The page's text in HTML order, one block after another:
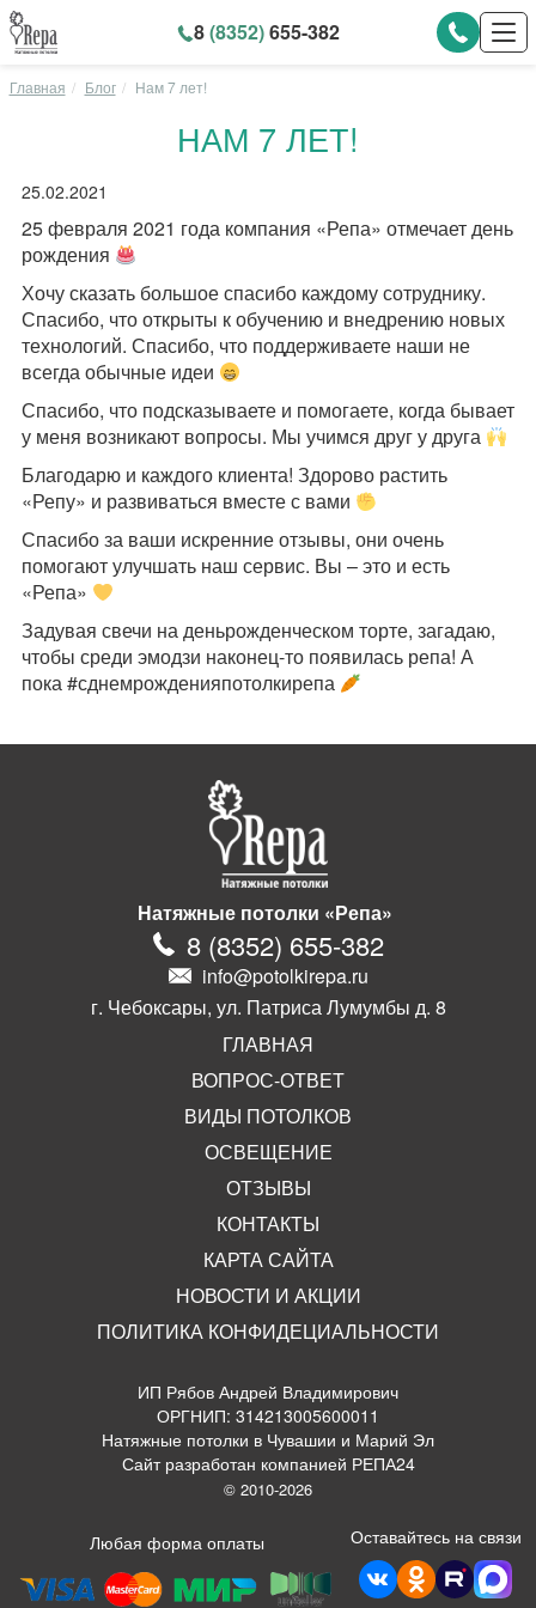
8(8352)655-382
Главная Блог Нам 7 лет!
НАМ 7 ЛЕТ!
25.02.2021
25 февраля 2021 года компания «Репа» отмечает день
рождения
Хочу сказать большое спасибо каждому сотруднику.
Спасибо, что открыты к обучению и внедрению новых
технологий. Спасибо, что поддерживаете наши не
всегда обычные идеи
Спасибо, что подсказываете и помогаете, когда бывает
у меня возникают вопросы. Мы учимся друг у друга
Благодарю и каждого клиента! Здорово растить
«Репу» и развиваться вместе с вами
Спасибо за ваши искренние отзывы, они очень
помогают улучшать наш сервис. Вы – это и есть
«Репа»
Задувая свечи на деньрожденческом торте, загадаю,
чтобы среди эмодзи наконец-то появилась репа! А
пока #сднемрожденияпотолкирепа
Натяжные потолки «Репа»
8 (8352) 655-382
info@potolkirepa.ru
г. Чебоксары, ул. Патриса Лумумбы д. 8
ГЛАВНАЯ
ВОПРОС-ОТВЕТ
ВИДЫ ПОТОЛКОВ
ОСВЕЩЕНИЕ
ОТЗЫВЫ
КОНТАКТЫ
КАРТА САЙТА
НОВОСТИ И АКЦИИ
ПОЛИТИКА КОНФИДЕЦИАЛЬНОСТИ
ИП Рябов Андрей Владимирович
ОРГНИП: 314213005600011
Натяжные потолки в Чувашии и Марий Эл
Сайт разработан компанией РЕПА24
© 2010-2026
Любая форма оплаты Оставайтесь на связи